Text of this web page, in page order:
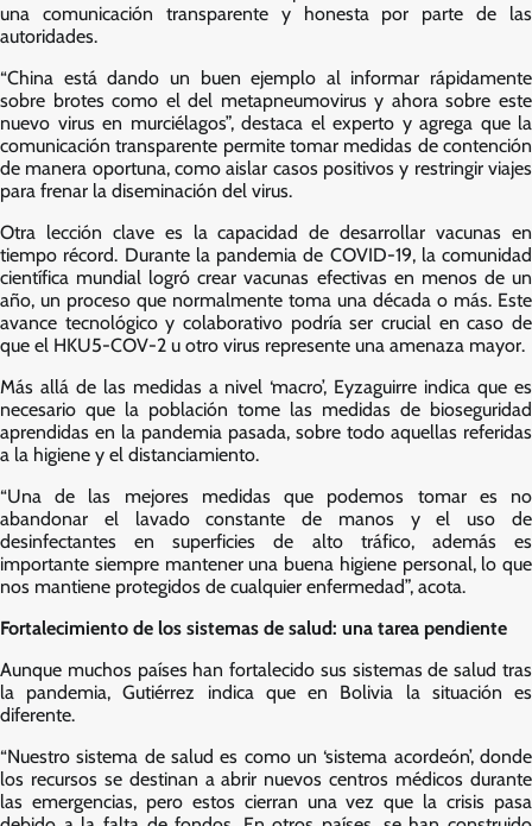
una comunicación transparente y honesta por parte de las
autoridades.
“China está dando un buen ejemplo al informar rápidamente
sobre brotes como el del metapneumovirus y ahora sobre este
nuevo virus en murciélagos”, destaca el experto y agrega que la
comunicación transparente permite tomar medidas de contención
de manera oportuna, como aislar casos positivos y restringir viajes
para frenar la diseminación del virus.
Otra lección clave es la capacidad de desarrollar vacunas en
tiempo récord. Durante la pandemia de COVID-19, la comunidad
científica mundial logró crear vacunas efectivas en menos de un
año, un proceso que normalmente toma una década o más. Este
avance tecnológico y colaborativo podría ser crucial en caso de
que el HKU5-COV-2 u otro virus represente una amenaza mayor.
Más allá de las medidas a nivel ‘macro’, Eyzaguirre indica que es
necesario que la población tome las medidas de bioseguridad
aprendidas en la pandemia pasada, sobre todo aquellas referidas
a la higiene y el distanciamiento.
“Una de las mejores medidas que podemos tomar es no
abandonar el lavado constante de manos y el uso de
desinfectantes en superficies de alto tráfico, además es
importante siempre mantener una buena higiene personal, lo que
nos mantiene protegidos de cualquier enfermedad”, acota.
Fortalecimiento de los sistemas de salud: una tarea pendiente
Aunque muchos países han fortalecido sus sistemas de salud tras
la pandemia, Gutiérrez indica que en Bolivia la situación es
diferente.
“Nuestro sistema de salud es como un ‘sistema acordeón’, donde
los recursos se destinan a abrir nuevos centros médicos durante
las emergencias, pero estos cierran una vez que la crisis pasa